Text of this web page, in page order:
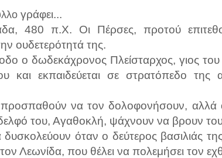
γράφει...
480 π.Χ. Οι Πέρσες, προτού
ουδετερότητά της.
ο δωδεκάχρονος Πλείσταρχος, γιος του
και εκπαιδεύεται σε στρατόπεδο
προσπαθούν να τον δολοφονήσουν, αλλά
του, Αγαθοκλή, ψάχνουν να βρουν
όταν ο δεύτερος βασιλιάς
τον Λεω­νίδα, που θέλει να πολεμήσει τον